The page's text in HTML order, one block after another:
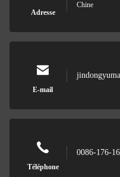
Adresse
Chine
E-mail
Téléphone
0086-176-